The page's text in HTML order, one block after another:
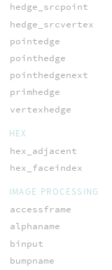
hedge_srcpoint
hedge_srcvertex
pointedge
pointhedge
pointhedgenext
primhedge
vertexhedge
HEX
hex_adjacent
hex_faceindex
IMAGE PROCESSING
accessframe
alphaname
binput
bumpname